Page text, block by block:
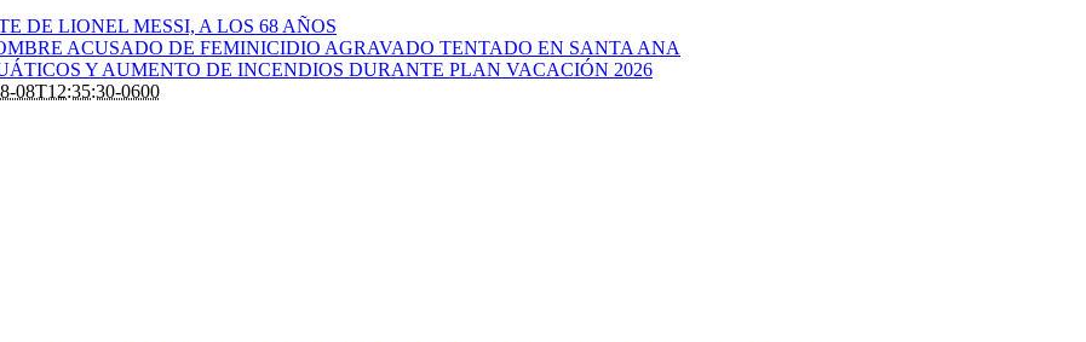
DE LIONEL MESSI, A LOS 68 AÑOS
ACUSADO DE FEMINICIDIO AGRAVADO TENTADO EN SANTA ANA
Y AUMENTO DE INCENDIOS DURANTE PLAN VACACIÓN 2026
08T12:35:30-0600